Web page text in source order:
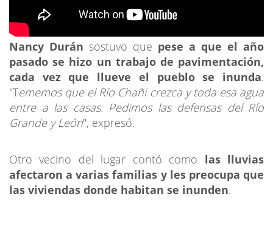
Nancy Durán sostuvo que pese a que el año
pasado se hizo un trabajo de pavimentación,
cada vez que llueve el pueblo se inunda.
"Tememos que el Río Chañi crezca y toda esa agua
entre a las casas. Pedimos las defensas del Río
Grande y León", expresó.
Otro vecino del lugar contó como las lluvias
afectaron a varias familias y les preocupa que
las viviendas donde habitan se inunden.